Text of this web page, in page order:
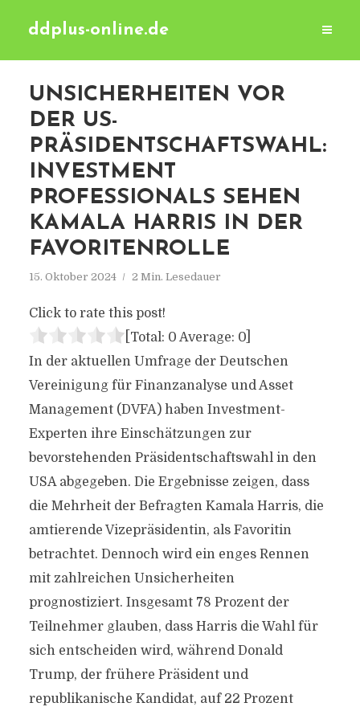
ddplus-online.de
UNSICHERHEITEN VOR
DER US-
PRÄSIDENTSCHAFTSWAHL:
INVESTMENT
PROFESSIONALS SEHEN
KAMALA HARRIS IN DER
FAVORITENROLLE
15. Oktober 2024 2 Min. Lesedauer
Click to rate this post!
[Total: 0 Average: 0]
In der aktuellen Umfrage der Deutschen
Vereinigung für Finanzanalyse und Asset
Management (DVFA) haben Investment-
Experten ihre Einschätzungen zur
bevorstehenden Präsidentschaftswahl in den
USA abgegeben. Die Ergebnisse zeigen, dass
die Mehrheit der Befragten Kamala Harris, die
amtierende Vizepräsidentin, als Favoritin
betrachtet. Dennoch wird ein enges Rennen
mit zahlreichen Unsicherheiten
prognostiziert. Insgesamt 78 Prozent der
Teilnehmer glauben, dass Harris die Wahl für
sich entscheiden wird, während Donald
Trump, der frühere Präsident und
republikanische Kandidat, auf 22 Prozent